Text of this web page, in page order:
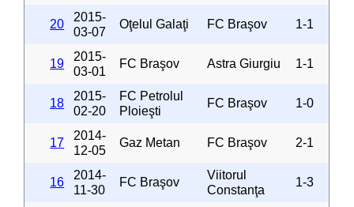
20
2015-
03-07
Oţelul Galaţi FC Braşov 1-1
19
2015-
03-01
FC Braşov Astra Giurgiu 1-1
18
2015-
02-20
FC Petrolul
Ploieşti
FC Braşov 1-0
17
2014-
12-05
Gaz Metan FC Braşov 2-1
16
2014-
11-30
FC Braşov
Viitorul
Constanţa
1-3